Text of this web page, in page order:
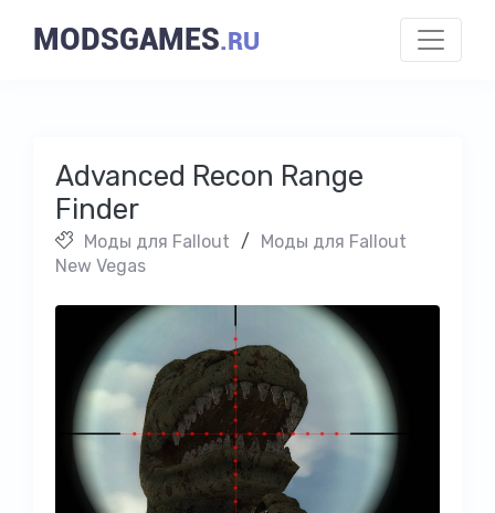
MODSGAMES.RU
Advanced Recon Range
Finder
Моды для Fallout /
Моды для Fallout
New Vegas